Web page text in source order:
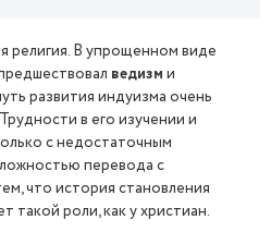
религия. В упрощенном виде
ведизм и
развития индуизма очень
в его изучении и
с недостаточным
перевода с
что история становления
такой роли, как у христиан.